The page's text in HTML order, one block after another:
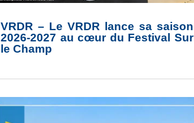
VRDR – Le VRDR lance sa saison
2026-2027 au cœur du Festival Sur
le Champ